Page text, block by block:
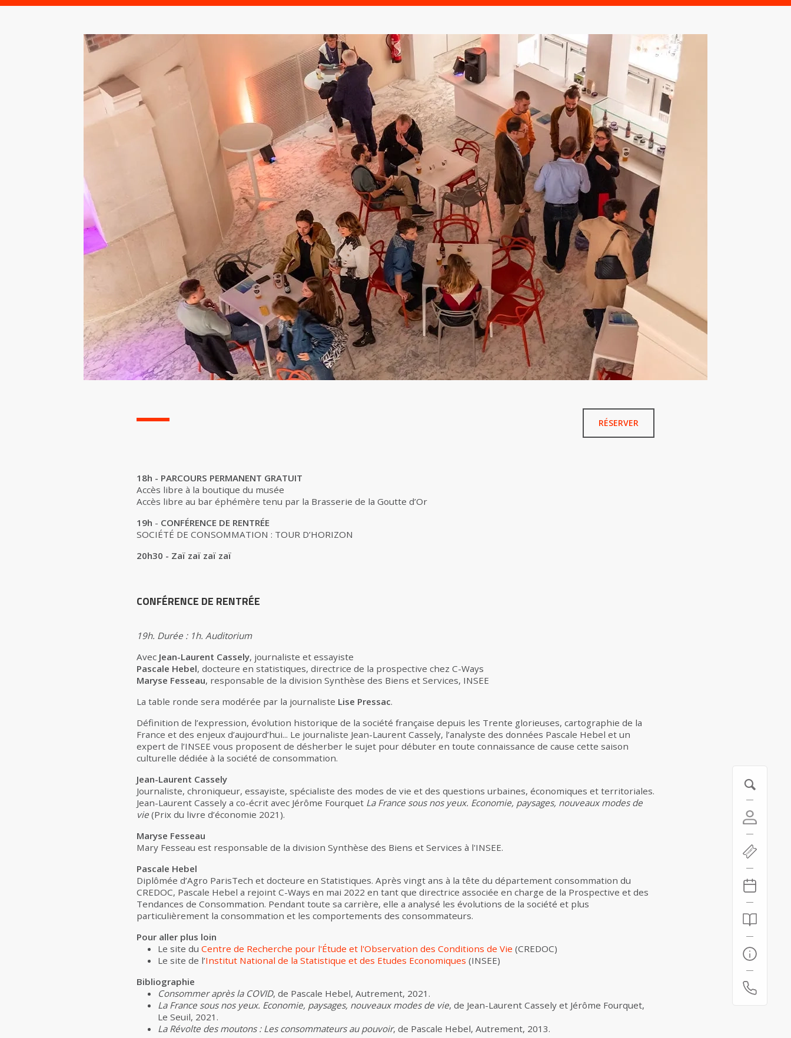
RÉSERVER
18h - PARCOURS PERMANENT GRATUIT
Accès libre à la boutique du musée
Accès libre au bar éphémère tenu par la Brasserie de la Goutte d’Or
19h - CONFÉRENCE DE RENTRÉE
SOCIÉTÉ DE CONSOMMATION : TOUR D’HORIZON
20h30 - Zaï zaï zaï zaï
CONFÉRENCE DE RENTRÉE
19h. Durée : 1h. Auditorium
Avec Jean-Laurent Cassely, journaliste et essayiste
Pascale Hebel, docteure en statistiques, directrice de la prospective chez C-Ways
Maryse Fesseau, responsable de la division Synthèse des Biens et Services, INSEE
La table ronde sera modérée par la journaliste Lise Pressac.
Définition de l’expression, évolution historique de la société française depuis les Trente glorieuses, cartographie de la
France et des enjeux d’aujourd’hui... Le journaliste Jean-Laurent Cassely, l’analyste des données Pascale Hebel et un
expert de l’INSEE vous proposent de désherber le sujet pour débuter en toute connaissance de cause cette saison
culturelle dédiée à la société de consommation.
Jean-Laurent Cassely
Journaliste, chroniqueur, essayiste, spécialiste des modes de vie et des questions urbaines, économiques et territoriales.
Jean-Laurent Cassely a co-écrit avec Jérôme Fourquet La France sous nos yeux. Economie, paysages, nouveaux modes de
vie (Prix du livre d’économie 2021).
Maryse Fesseau
Mary Fesseau est responsable de la division Synthèse des Biens et Services à l'INSEE.
Pascale Hebel
Diplômée d’Agro ParisTech et docteure en Statistiques. Après vingt ans à la tête du département consommation du
CREDOC, Pascale Hebel a rejoint C-Ways en mai 2022 en tant que directrice associée en charge de la Prospective et des
Tendances de Consommation. Pendant toute sa carrière, elle a analysé les évolutions de la société et plus
particulièrement la consommation et les comportements des consommateurs.
Pour aller plus loin
Le site du Centre de Recherche pour l'Étude et l'Observation des Conditions de Vie (CREDOC)
Le site de l’Institut National de la Statistique et des Etudes Economiques (INSEE)
Bibliographie
Consommer après la COVID, de Pascale Hebel, Autrement, 2021.
La France sous nos yeux. Economie, paysages, nouveaux modes de vie, de Jean-Laurent Cassely et Jérôme Fourquet,
Le Seuil, 2021.
La Révolte des moutons : Les consommateurs au pouvoir, de Pascale Hebel, Autrement, 2013.